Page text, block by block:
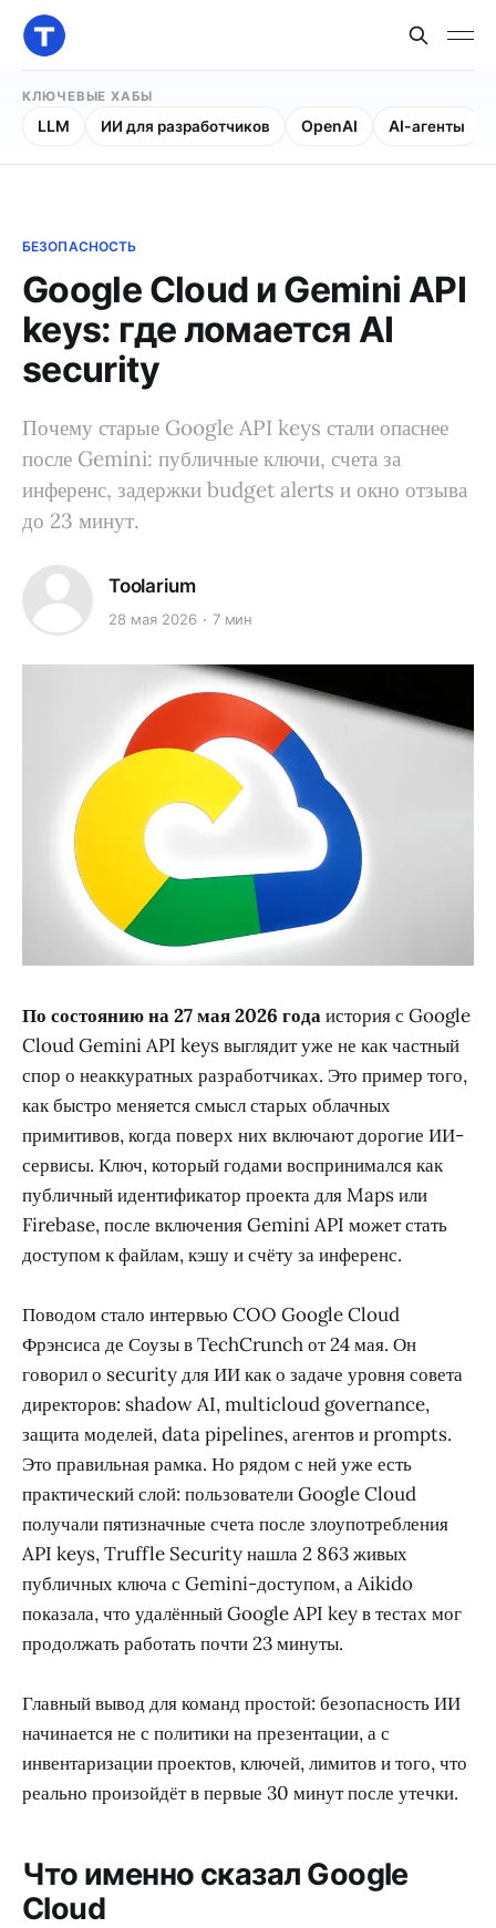
КЛЮЧЕВЫЕ ХАБЫ
LLM ИИ для разработчиков OpenAI AI-агенты
БЕЗОПАСНОСТЬ
Google Cloud и Gemini API
keys: где ломается AI
security
Почему старые Google API keys стали опаснее
после Gemini: публичные ключи, счета за
инференс, задержки budget alerts и окно отзыва
до 23 минут.
Toolarium
28 мая 2026 7 мин
По состоянию на 27 мая 2026 годаистория с Google
Cloud Gemini API keys выглядит уже не как частный
спор о неаккуратных разработчиках. Это пример того,
как быстро меняется смысл старых облачных
примитивов, когда поверх них включают дорогие ИИ-
сервисы. Ключ, который годами воспринимался как
публичный идентификатор проекта для Maps или
Firebase, после включения Gemini API может стать
доступом к файлам, кэшу и счёту за инференс.
Поводом стало интервью COO Google Cloud
Фрэнсиса де Соузы в TechCrunch от 24 мая. Он
говорил о security для ИИ как о задаче уровня совета
директоров: shadow AI, multicloud governance,
защита моделей, data pipelines, агентов и prompts.
Это правильная рамка. Но рядом с ней уже есть
практический слой: пользователи Google Cloud
получали пятизначные счета после злоупотребления
API keys, Truffle Security нашла 2 863 живых
публичных ключа с Gemini-доступом, а Aikido
показала, что удалённый Google API key в тестах мог
продолжать работать почти 23 минуты.
Главный вывод для команд простой: безопасность ИИ
начинается не с политики на презентации, а с
инвентаризации проектов, ключей, лимитов и того, что
реально произойдёт в первые 30 минут после утечки.
Что именно сказал Google
Cloud